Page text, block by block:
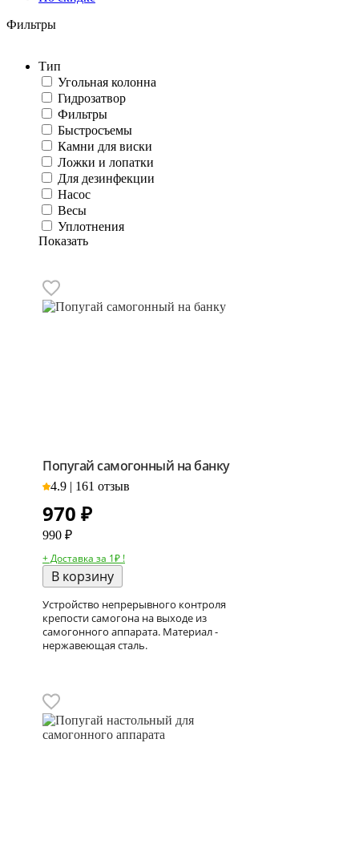
Фильтры
Тип
Угольная колонна
Гидрозатвор
Фильтры
Быстросъемы
Камни для виски
Ложки и лопатки
Для дезинфекции
Насос
Весы
Уплотнения
Показать
Попугай самогонный на банку
4.9 | 161 отзыв
970 ₽
990 ₽
+ Доставка за 1₽ !
В корзину
Устройство непрерывного контроля
крепости самогона на выходе из
самогонного аппарата. Материал -
нержавеющая сталь.